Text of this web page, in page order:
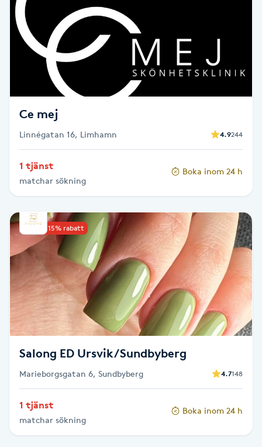
Reikihealing
Reiki massage
Restorative Yoga
Rosacea
Rosenmetoden
Ryggmassage
S
Samtalsterapi
Senioryoga
Sjukgymnastik
Skalpmassage
Ce mej
Linnégatan 16, Limhamn 4.9244
1 tjänst
matchar sökning
Boka inom 24 h
Upp till 15% rabatt
Salong ED Ursvik/Sundbyberg
Marieborgsgatan 6, Sundbyberg 4.7148
1 tjänst
matchar sökning
Boka inom 24 h